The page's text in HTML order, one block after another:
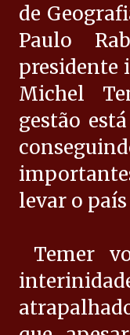
de
Paulo
presidente
Michel
gestão
levar o
Temer